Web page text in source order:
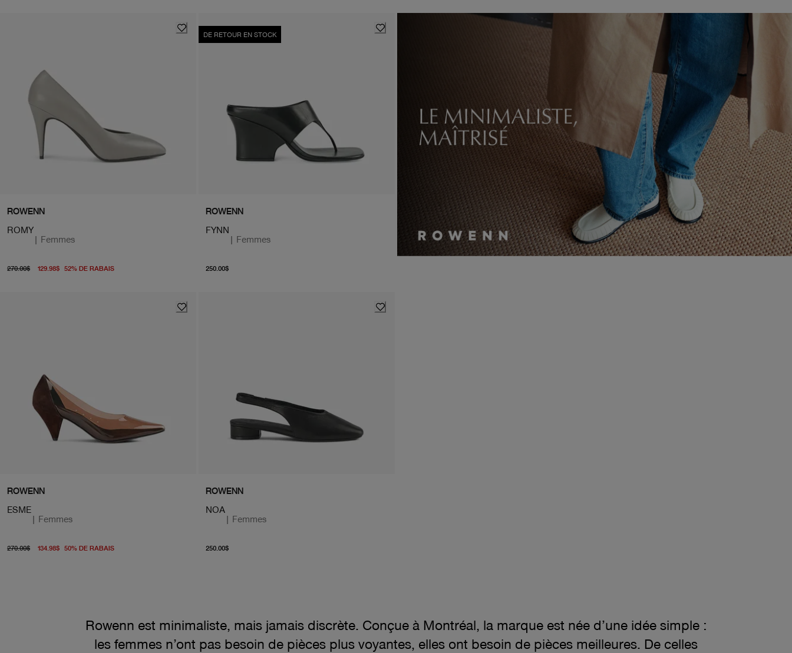
ROWENN
ROMY
| Femmes
270.00$ prix d'origine 270.00$
129.98$ 52% DE RABAISÀ partir du prix actuel 129.98$
DE RETOUR EN STOCK
ROWENN
FYNN
| Femmes
250.00$
ROWENN
ESME
| Femmes
270.00$ prix d'origine 270.00$
134.98$ 50% DE RABAISÀ partir du prix actuel 134.98$
ROWENN
NOA
| Femmes
250.00$
Rowenn est minimaliste, mais jamais discrète. Conçue à Montréal, la marque est née d’une idée simple :
les femmes n’ont pas besoin de pièces plus voyantes, elles ont besoin de pièces meilleures. De celles